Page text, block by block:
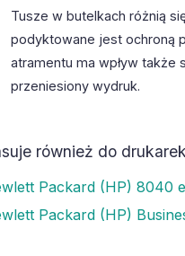
Tusze w butelkach różnią
podyktowane jest ochroną
atramentu ma wpływ także
przeniesiony wydruk.
również do
Packard (HP) 8040
Packard (HP)